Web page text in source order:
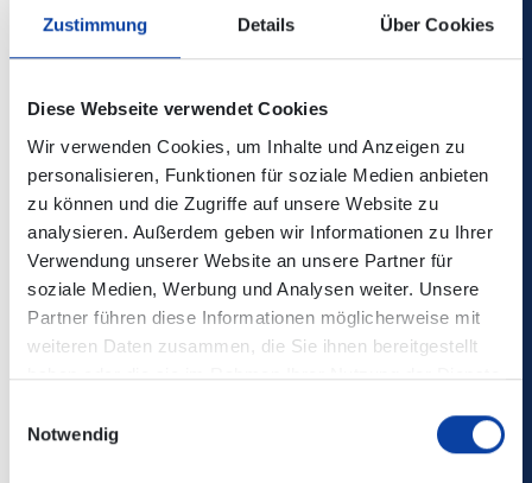
Zustimmung Details Über Cookies
Diese Webseite verwendet Cookies
Wir verwenden Cookies, um Inhalte und Anzeigen zu
personalisieren, Funktionen für soziale Medien anbieten
zu können und die Zugriffe auf unsere Website zu
analysieren. Außerdem geben wir Informationen zu Ihrer
Verwendung unserer Website an unsere Partner für
soziale Medien, Werbung und Analysen weiter. Unsere
Partner führen diese Informationen möglicherweise mit
weiteren Daten zusammen, die Sie ihnen bereitgestellt
haben oder die sie im Rahmen Ihrer Nutzung der Dienste
Notwendig
einen authentischen Blick ins altertümliche Leben.
auf den Grünflächen rund um das Sinziger Schloss.
Veranstaltungsort: Schlosspark Sinzig, Barbarossastraße
35, 53489 Sinzig
Kontakt
Wir helfen e.V.
53489 Sinzig
info(at)wir-helfen-ev.de